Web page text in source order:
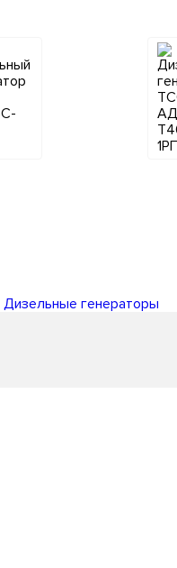
Дизельные генераторы